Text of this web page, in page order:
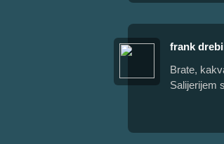
frank
Brate,
Salijerijem